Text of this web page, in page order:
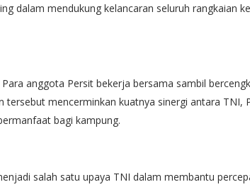
dalam mendukung kelancaran seluruh rangkaian
anggota Persit bekerja bersama sambil
mencerminkan kuatnya sinergi antara TNI,
bagi kampung.
salah satu upaya TNI dalam membantu